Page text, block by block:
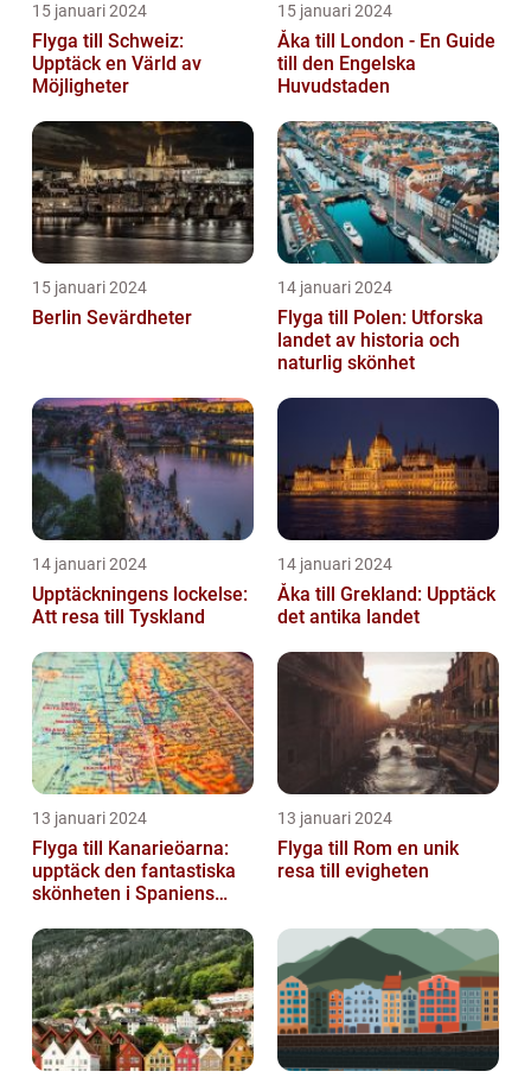
15 januari 2024
Flyga till Schweiz:
Upptäck en Värld av
Möjligheter
15 januari 2024
Åka till London - En Guide
till den Engelska
Huvudstaden
15 januari 2024
Berlin Sevärdheter
14 januari 2024
Flyga till Polen: Utforska
landet av historia och
naturlig skönhet
14 januari 2024
Upptäckningens lockelse:
Att resa till Tyskland
14 januari 2024
Åka till Grekland: Upptäck
det antika landet
13 januari 2024
Flyga till Kanarieöarna:
upptäck den fantastiska
skönheten i Spaniens
13 januari 2024
Flyga till Rom en unik
resa till evigheten